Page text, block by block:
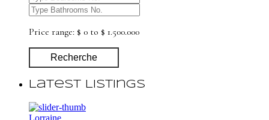
Price range: $ 0 to $ 1.500.000
Recherche
Latest Listings
Lorraine